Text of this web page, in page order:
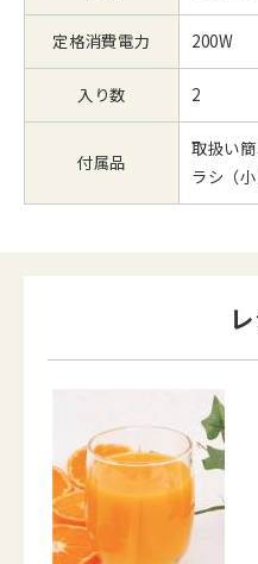
定格消費電力 200W
入り数 2
付属品
取扱い
ラシ（小